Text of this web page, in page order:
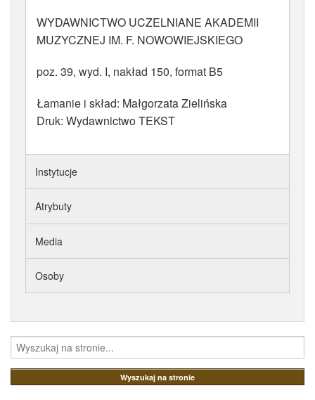
WYDAWNICTWO UCZELNIANE AKADEMII
MUZYCZNEJ IM. F. NOWOWIEJSKIEGO
poz. 39, wyd. I, nakład 150, format B5
Łamanie i skład: Małgorzata Zielińska
Druk: Wydawnictwo TEKST
Instytucje
Atrybuty
Media
Osoby